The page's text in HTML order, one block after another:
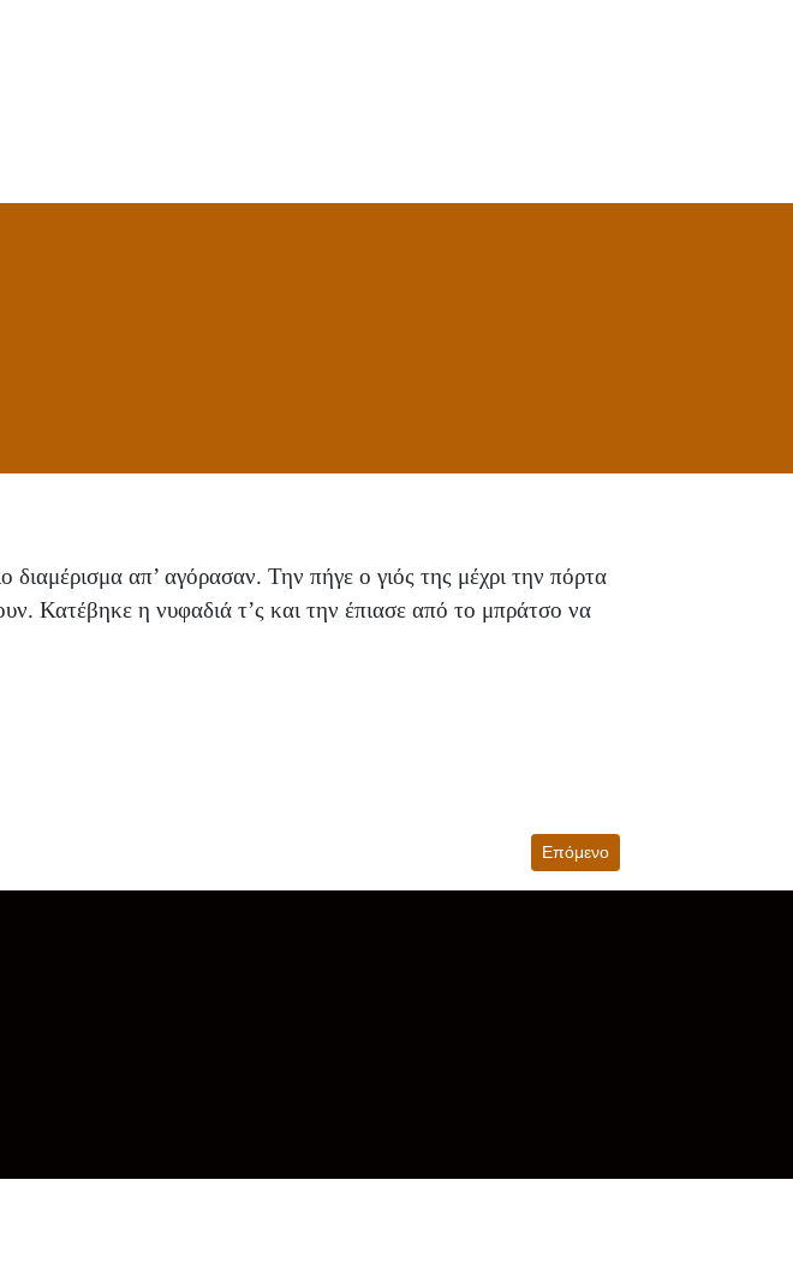
διαμέρισμα απ’ αγόρασαν. Την πήγε ο γιός της μέχρι την πόρτα
Κατέβηκε η νυφαδιά τ’ς και την έπιασε από το μπράτσο να
Επόμενο άρθρο: Ζάντζες και...
Επόμενο